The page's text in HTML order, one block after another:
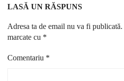
LASĂ UN RĂSPUNS
Adresa ta de email nu va fi publicată.
marcate cu *
Comentariu *